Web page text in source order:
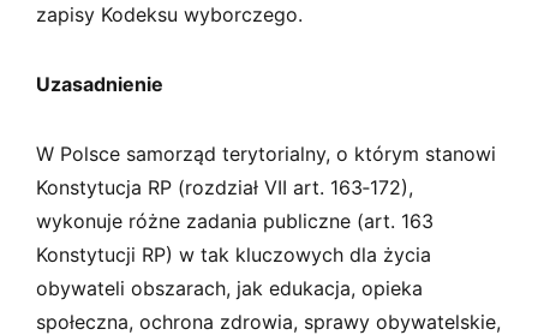
zapisy Kodeksu wyborczego.
Uzasadnienie
W Polsce samorząd terytorialny, o którym stanowi
Konstytucja RP (rozdział VII art. 163‑172),
wykonuje różne zadania publiczne (art. 163
Konstytucji RP) w tak kluczowych dla życia
obywateli obszarach, jak edukacja, opieka
społeczna, ochrona zdrowia, sprawy obywatelskie,